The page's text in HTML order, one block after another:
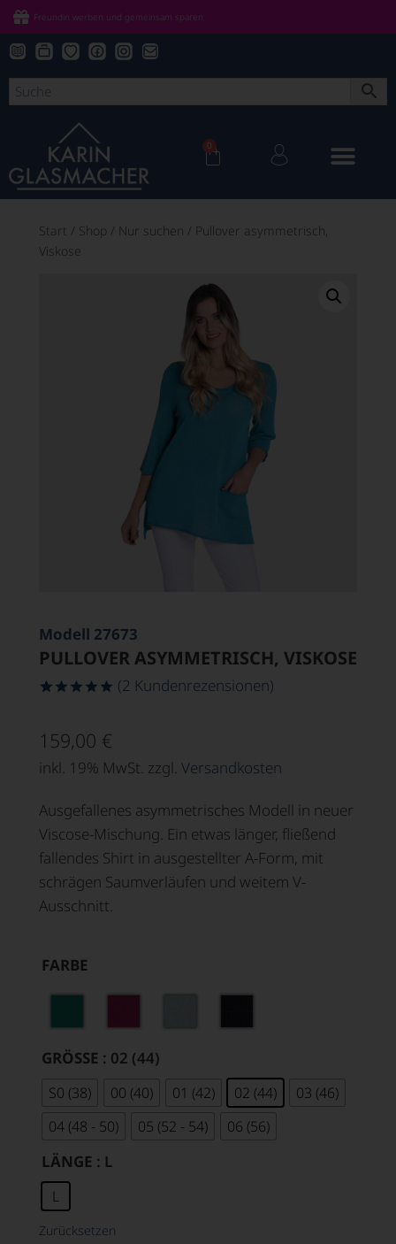
Freundin werben und gemeinsam sparen
0
Start / Shop / Nur suchen / Pullover asymmetrisch,
Viskose
Modell 27673
PULLOVER ASYMMETRISCH, VISKOSE
von 5,
basierend
auf
(2 Kundenrezensionen)
159,00 €
inkl. 19% MwSt. zzgl. Versandkosten
Ausgefallenes asymmetrisches Modell in neuer
Viscose-Mischung. Ein etwas länger, fließend
fallendes Shirt in ausgestellter A-Form, mit
schrägen Saumverläufen und weitem V-
Ausschnitt.
FARBE
GRÖSSE : 02 (44)
S0 (38) 00 (40) 01 (42) 02 (44)
03 (46)
04 (48 - 50)
05 (52 - 54) 06 (56)
LÄNGE : L
L
Zurücksetzen